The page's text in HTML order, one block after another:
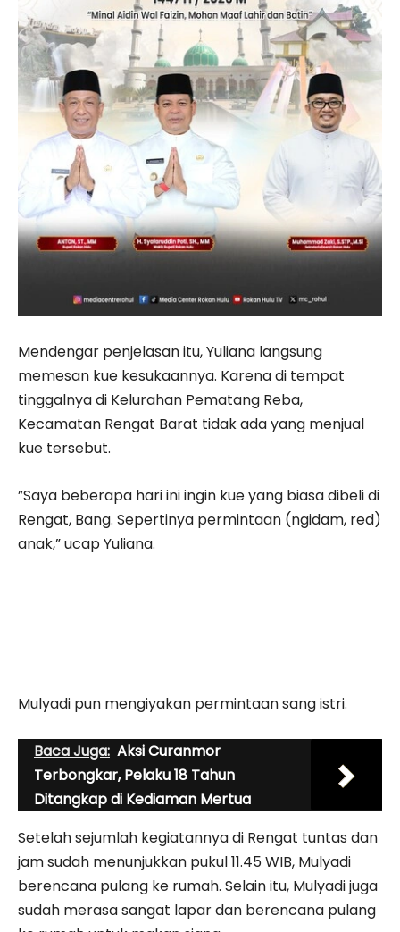
Mendengar penjelasan itu, Yuliana langsung
memesan kue kesukaannya. Karena di tempat
tinggalnya di Kelurahan Pematang Reba,
Kecamatan Rengat Barat tidak ada yang menjual
kue tersebut.
”Saya beberapa hari ini ingin kue yang biasa dibeli di
Rengat, Bang. Sepertinya permintaan (ngidam, red)
anak,” ucap Yuliana.
Mulyadi pun mengiyakan permintaan sang istri.
Baca Juga: Aksi Curanmor
Terbongkar, Pelaku 18 Tahun
Ditangkap di Kediaman Mertua
Setelah sejumlah kegiatannya di Rengat tuntas dan
jam sudah menunjukkan pukul 11.45 WIB, Mulyadi
berencana pulang ke rumah. Selain itu, Mulyadi juga
sudah merasa sangat lapar dan berencana pulang